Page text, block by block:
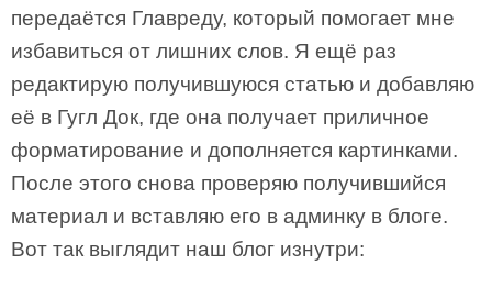
передаётся Главреду, который помогает мне
избавиться от лишних слов. Я ещё раз
редактирую получившуюся статью и добавляю
её в Гугл Док, где она получает приличное
форматирование и дополняется картинками.
После этого снова проверяю получившийся
материал и вставляю его в админку в блоге.
Вот так выглядит наш блог изнутри: